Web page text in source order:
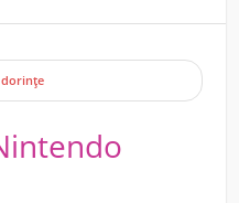
dorințe